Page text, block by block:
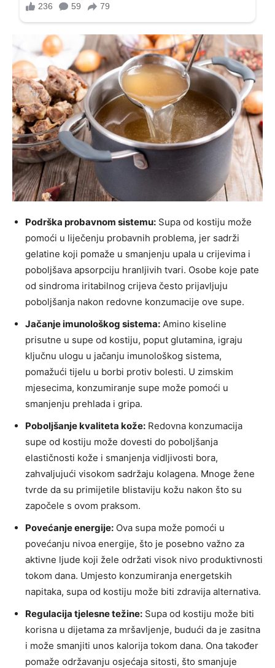
Podrška probavnom sistemu: Supa od kostiju može
pomoći u liječenju probavnih problema, jer sadrži
gelatine koji pomaže u smanjenju upala u crijevima i
poboljšava apsorpciju hranljivih tvari. Osobe koje pate
od sindroma iritabilnog crijeva često prijavljuju
poboljšanja nakon redovne konzumacije ove supe.
Jačanje imunološkog sistema: Amino kiseline
prisutne u supe od kostiju, poput glutamina, igraju
ključnu ulogu u jačanju imunološkog sistema,
pomažući tijelu u borbi protiv bolesti. U zimskim
mjesecima, konzumiranje supe može pomoći u
smanjenju prehlada i gripa.
Poboljšanje kvaliteta kože: Redovna konzumacija
supe od kostiju može dovesti do poboljšanja
elastičnosti kože i smanjenja vidljivosti bora,
zahvaljujući visokom sadržaju kolagena. Mnoge žene
tvrde da su primijetile blistaviju kožu nakon što su
započele s ovom praksom.
Povećanje energije: Ova supa može pomoći u
povećanju nivoa energije, što je posebno važno za
aktivne ljude koji žele održati visok nivo produktivnosti
tokom dana. Umjesto konzumiranja energetskih
napitaka, supa od kostiju može biti zdravija alternativa.
Regulacija tjelesne težine: Supa od kostiju može biti
korisna u dijetama za mršavljenje, budući da je zasitna
i može smanjiti unos kalorija tokom dana. Ona također
pomaže održavanju osjećaja sitosti, što smanjuje